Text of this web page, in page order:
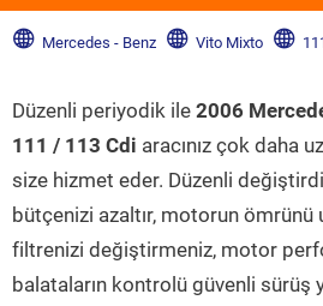
Mercedes - Benz Vito Mixto
Düzenli periyodik ile 2006
111 / 113 Cdi aracınız çok daha
size hizmet eder. Düzenli
bütçenizi azaltır, motorun ömrünü
filtrenizi değiştirmeniz, motor
balataların kontrolü güvenli sürüş